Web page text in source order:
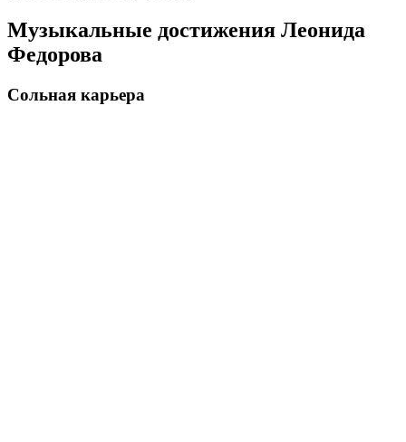
Музыкальные достижения Леонида
Федорова
Сольная карьера